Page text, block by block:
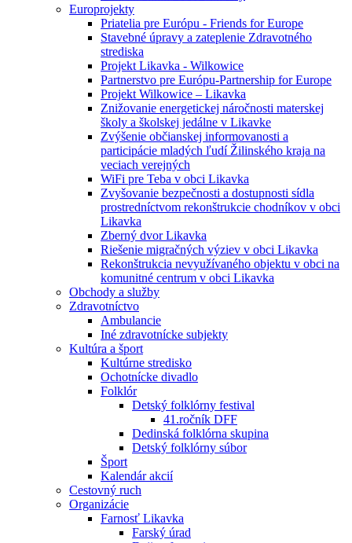
Europrojekty
Priatelia pre Európu - Friends for Europe
Stavebné úpravy a zateplenie Zdravotného
strediska
Projekt Likavka - Wilkowice
Partnerstvo pre Európu-Partnership for Europe
Projekt Wilkowice – Likavka
Znižovanie energetickej náročnosti materskej
školy a školskej jedálne v Likavke
Zvýšenie občianskej informovanosti a
participácie mladých ľudí Žilinského kraja na
veciach verejných
WiFi pre Teba v obci Likavka
Zvyšovanie bezpečnosti a dostupnosti sídla
prostredníctvom rekonštrukcie chodníkov v obci
Likavka
Zberný dvor Likavka
Riešenie migračných výziev v obci Likavka
Rekonštrukcia nevyužívaného objektu v obci na
komunitné centrum v obci Likavka
Obchody a služby
Zdravotníctvo
Ambulancie
Iné zdravotnícke subjekty
Kultúra a šport
Kultúrne stredisko
Ochotnícke divadlo
Folklór
Detský folklórny festival
41.ročník DFF
Dedinská folklórna skupina
Detský folklórny súbor
Šport
Kalendár akcií
Cestovný ruch
Organizácie
Farnosť Likavka
Farský úrad